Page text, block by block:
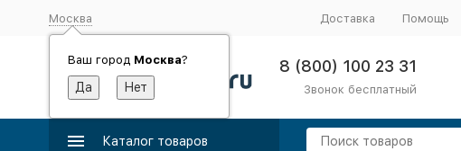
Москва
Ваш город Москва?
Доставка Помощь
8 (800) 100 23 31
Звонок бесплатный
Каталог товаров